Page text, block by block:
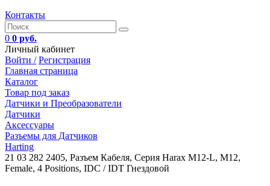
Контакты
0 0 руб.
Личный кабинет
Войти / Регистрация
Главная страница
Каталог
Товар под заказ
Датчики и Преобразователи
Датчики
Аксессуары
Разъемы для Датчиков
Harting
21 03 282 2405, Разъем Кабеля, Серия Harax M12-L, M12,
Female, 4 Positions, IDC / IDT Гнездовой